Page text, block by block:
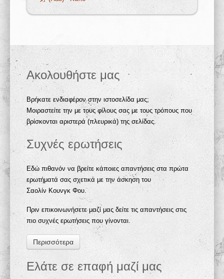
Ακολουθήστε μας
Βρήκατε ενδιαφέρον στην ιστοσελίδα μας;
Μοιραστείτε την με τους φίλους σας με τους τρόπους που
βρίσκονται αριστερά (πλευρικά) της σελίδας.
Συχνές ερωτήσεις
Εδώ πιθανόν να βρείτε κάποιες απαντήσεις στα πρώτα
ερωτήματά σας σχετικά με την άσκηση του
Σαολίν Κουνγκ Φου.
Πριν επικοινωνήσετε μαζί μας δείτε τις απαντήσεις στις
πιο συχνές ερωτήσεις που γίνονται.
Περισσότερα
Ελάτε σε επαφή μαζί μας